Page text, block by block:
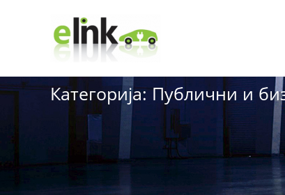
o
c
k
Категорија:Публични и